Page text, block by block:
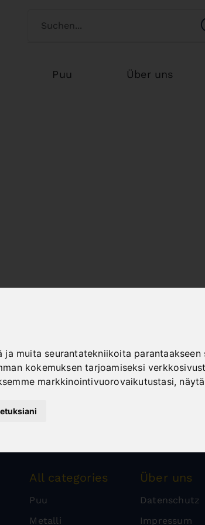
muita seurantatekniikoita
kokemuksen tarjoamiseksi
markkinointivuorovaikutustasi,
Switch customertype
Puu Über uns
All categories
Puu
Metalli
Über uns
Datenschutz
Impressum